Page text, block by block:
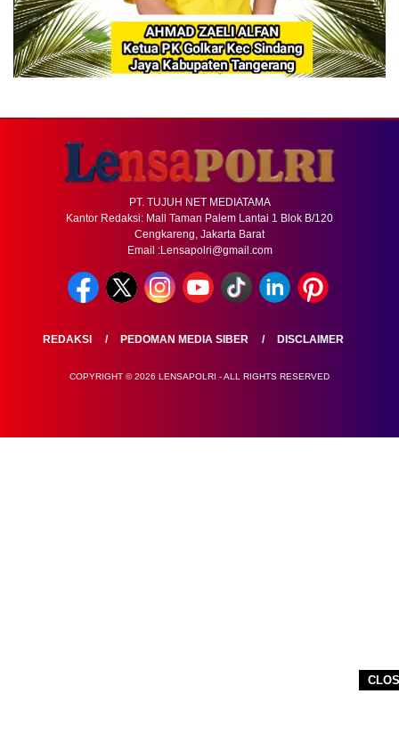
PT. TUJUH NET MEDIATAMA
Kantor Redaksi: Mall Taman Palem Lantai 1 Blok B/120
Cengkareng, Jakarta Barat
Email :Lensapolri@gmail.com
REDAKSI PEDOMAN MEDIA SIBER DISCLAIMER
COPYRIGHT © 2026 LENSAPOLRI - ALL RIGHTS RESERVED